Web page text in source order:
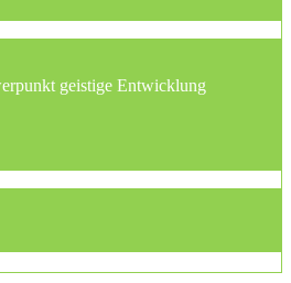
geistige Entwicklung